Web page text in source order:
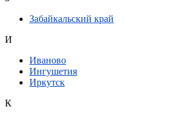
Забайкальский край
И
Иваново
Ингушетия
Иркутск
К